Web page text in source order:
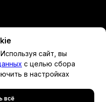
данных|Политика
|Согласие на обработку
данных
сайт, вы
с целью сбора
в настройках
всё